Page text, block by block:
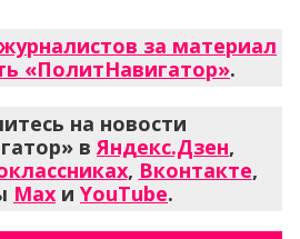
за материал
«ПолитНавигатор».
на новости
вЯндекс.Дзен,
, Вконтакте,
Max и YouTube.